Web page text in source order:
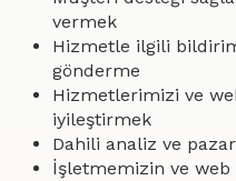
vermek
Hizmetle ilgili
gönderme
Hizmetlerimizi ve
iyileştirmek
Dahili analiz ve
İşletmemizin ve